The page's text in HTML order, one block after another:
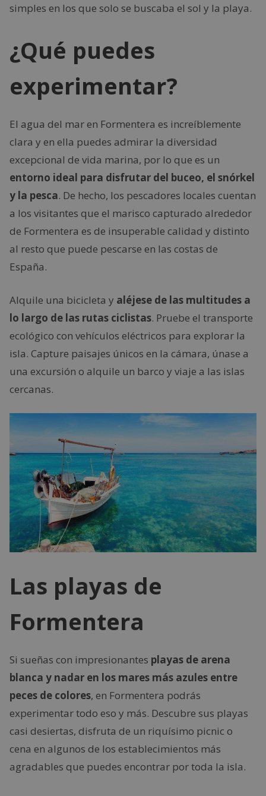
simples en los que solo se buscaba el sol y la playa.
¿Qué puedes
experimentar?
El agua del mar en Formentera es increíblemente
clara y en ella puedes admirar la diversidad
excepcional de vida marina, por lo que es un
entorno ideal para disfrutar del buceo, el snórkel
y la pesca. De hecho, los pescadores locales cuentan
a los visitantes que el marisco capturado alrededor
de Formentera es de insuperable calidad y distinto
al resto que puede pescarse en las costas de
España.
Alquile una bicicleta y aléjese de las multitudes a
lo largo de las rutas ciclistas. Pruebe el transporte
ecológico con vehículos eléctricos para explorar la
isla. Capture paisajes únicos en la cámara, únase a
una excursión o alquile un barco y viaje a las islas
cercanas.
Las playas de
Formentera
Si sueñas con impresionantes playas de arena
blanca y nadar en los mares más azules entre
peces de colores, en Formentera podrás
experimentar todo eso y más. Descubre sus playas
casi desiertas, disfruta de un riquísimo picnic o
cena en algunos de los establecimientos más
agradables que puedes encontrar por toda la isla.